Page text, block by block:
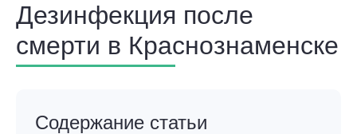
Дезинфекция после
смерти в Краснознаменске
Содержание статьи